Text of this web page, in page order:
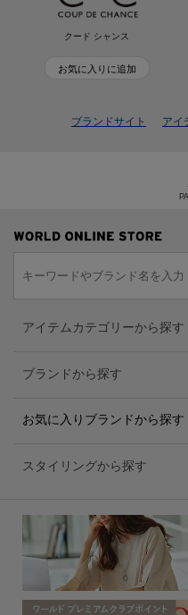
クード シャンス
お気に入りに追加
ブランドサイト アイ
アイテムカテゴリーから探す
ブランドから探す
お気に入りブランドから探す
スタイリングから探す